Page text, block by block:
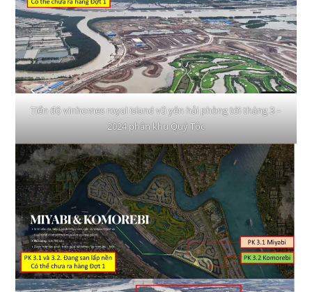
Tiến độ vinhomes royal island vũ yên hải phòng tới tháng 3 –
2024 phân khu Quý Tộc